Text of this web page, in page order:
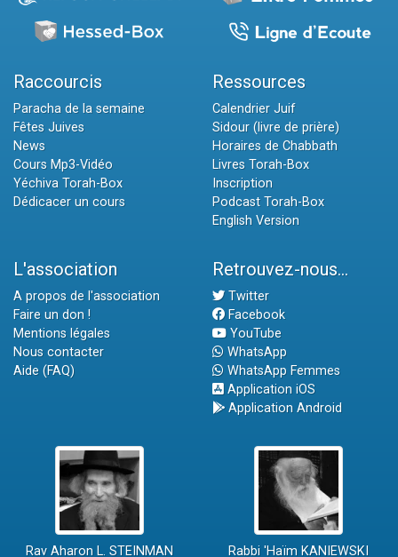
Raccourcis
Paracha de la semaine
Fêtes Juives
News
Cours Mp3-Vidéo
Yéchiva Torah-Box
Dédicacer un cours
Ressources
Calendrier Juif
Sidour (livre de prière)
Horaires de Chabbath
Livres Torah-Box
Inscription
Podcast Torah-Box
English Version
L'association
A propos de l'association
Faire un don !
Mentions légales
Nous contacter
Aide (FAQ)
Retrouvez-nous...
Twitter
Facebook
YouTube
WhatsApp
WhatsApp Femmes
Application iOS
Application Android
Rav Aharon L. STEINMAN Rabbi 'Haïm KANIEWSKI